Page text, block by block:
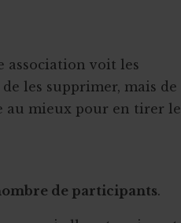
association voit les
les supprimer, mais de
au mieux pour en tirer le
de participants.